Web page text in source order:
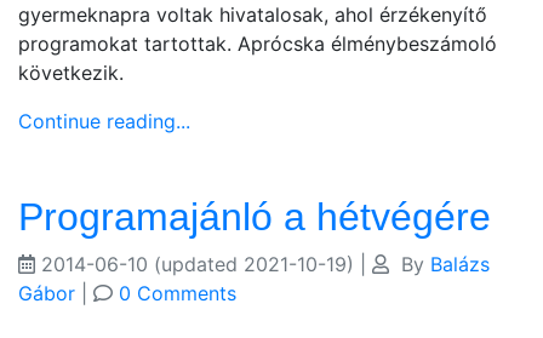
gyermeknapra voltak hivatalosak, ahol érzékenyítő
programokat tartottak. Aprócska élménybeszámoló
következik.
Continue reading...
Programajánló a hétvégére
2014-06-10 (updated 2021-10-19) By Balázs
Gábor
0 Comments